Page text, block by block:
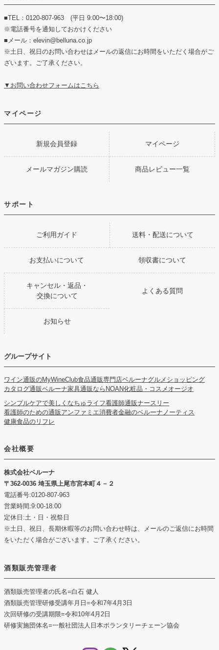
■TEL：0120-807-963 (平日 9:00〜18:00)
※電話番号を通知しておかけください
■メール：elevin@belluna.co.jp
※土日、祝日のお問い合わせはメールの返信にお時間をいただく場合がご
ざいます。ご了承ください。
▼お問い合わせフォームはこちら
マイページ
新規会員登録 マイページ
メールマガジン購読 商品レビュー一覧
サポート
ご利用ガイド 送料・配送について
お支払いについて 領収書について
キャンセル・返品・
交換について
よくある質問
お知らせ
グループサイト
ワイン通販のMyWineClub食品通販専門店ベルーナグルメショッピング
カタログ通販ベルーナ家具通販ならNOAN化粧品・コスメオージオ
シンプルケアで美しくなちゅライフ看護師通販ナースリー
看護師のための通販アンファミエ消費者金融のベルーナノーティス
健康食品のリフレ
会社概要
株式会社ベルーナ
362-0036 埼玉県上尾市宮本町４－２
電話番号:0120-807-963
営業時間:9:00-18:00
定休日:土・日・祝祭日
※土日、祝日、長期休暇等のお問い合わせ時は、メールのご返信にお時間
をいただく場合がございます。ご了承ください。
酒類販売管理者
酒類販売管理者の氏名=白石 健人
酒類販売管理研修受講年月日 =令和7年4月3日
次回研修の受講期限=令和10年4月2日
研修実施団体名=一般社団法人日本ボランタリーチェーン協会